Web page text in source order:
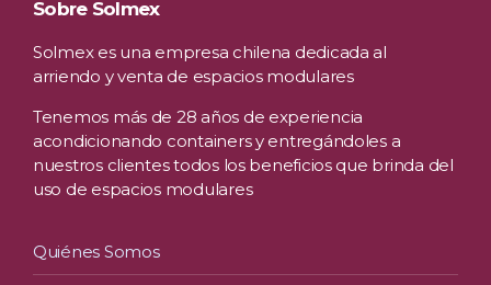
Sobre Solmex
Solmex es una empresa chilena dedicada al
arriendo y venta de espacios modulares
Tenemos más de 28 años de experiencia
acondicionando containers y entregándoles a
nuestros clientes todos los beneficios que brinda del
uso de espacios modulares
Quiénes Somos